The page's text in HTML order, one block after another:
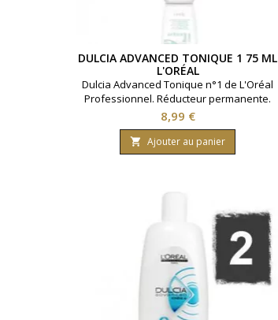
DULCIA ADVANCED TONIQUE 1 75 ML
L'ORÉAL
Dulcia Advanced Tonique n°1 de L'Oréal
Professionnel. Réducteur permanente.
Pour cheveux naturels.Contenance 75ml.
Prix
8,99 €
 Ajouter au panier